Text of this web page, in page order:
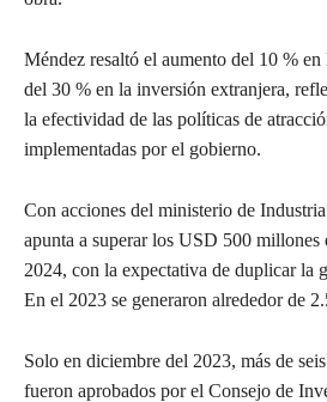
Méndez resaltó el aumento del 10 %
del 30 % en la inversión extranjera,
la efectividad de las políticas de
implementadas por el gobierno.
Con acciones del ministerio de
apunta a superar los USD 500 millones
2024, con la expectativa de duplicar la
En el 2023 se generaron alrededor de
Solo en diciembre del 2023, más de
fueron aprobados por el Consejo de